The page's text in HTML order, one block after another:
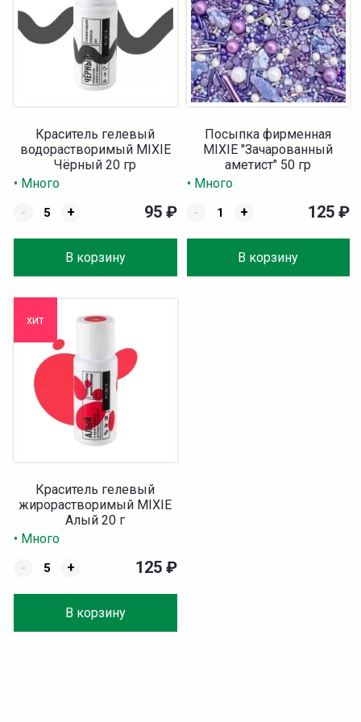
Краситель гелевый
водорастворимый MIXIE
Чёрный 20 гр
• Много
-
+
В корзину
95 ₽
Посыпка фирменная
MIXIE "Зачарованный
аметист" 50 гр
• Много
-
+
В корзину
125 ₽
хит
Краситель гелевый
жирорастворимый MIXIE
Алый 20 г
• Много
-
+
В корзину
125 ₽